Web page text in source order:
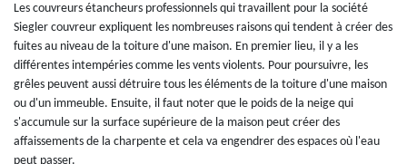
Les couvreurs étancheurs professionnels qui travaillent pour la société
Siegler couvreur expliquent les nombreuses raisons qui tendent à créer des
fuites au niveau de la toiture d'une maison. En premier lieu, il y a les
différentes intempéries comme les vents violents. Pour poursuivre, les
grêles peuvent aussi détruire tous les éléments de la toiture d'une maison
ou d'un immeuble. Ensuite, il faut noter que le poids de la neige qui
s'accumule sur la surface supérieure de la maison peut créer des
affaissements de la charpente et cela va engendrer des espaces où l'eau
peut passer.